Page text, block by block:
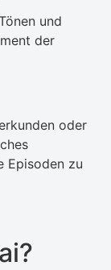
und
der
oder
Episoden zu